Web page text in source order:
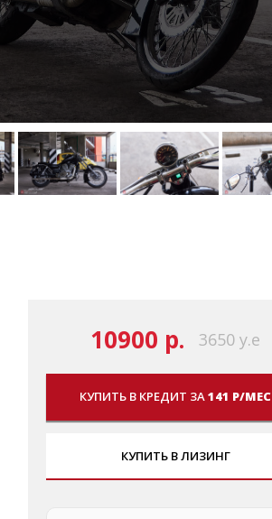
10900 р. 3650 у.е
КУПИТЬ В КРЕДИТ ЗА141 Р/МЕС
КУПИТЬ В ЛИЗИНГ